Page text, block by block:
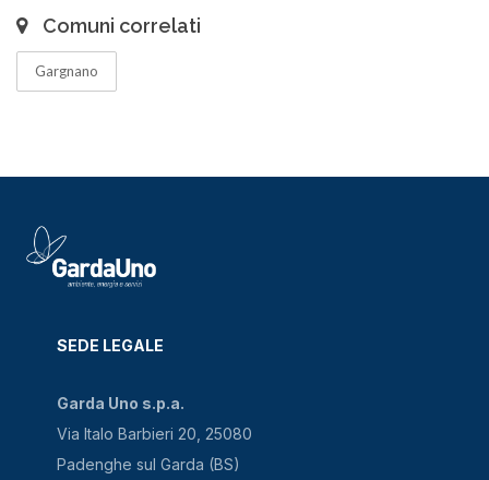
Comuni correlati
Gargnano
SEDE LEGALE
Garda Uno s.p.a.
Via Italo Barbieri 20, 25080
Padenghe sul Garda (BS)